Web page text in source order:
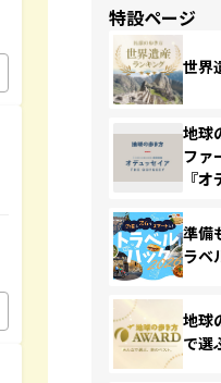
特設ページ
世界
地球
ファ
『
準備
ラベ
地球
で選